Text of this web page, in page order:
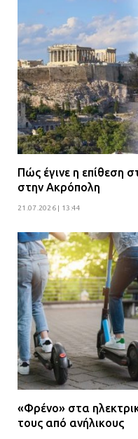
08.07.2026 |
Ο
τους
για
08.07.2026
ΔΗΜΟΣ
νέα
08.07.2026
Ομάδα
ρόπαλα
08.07.2026 |
Άνω
σε
τον
Πώς έγινε η επίθεση
στην Ακρόπολη
21.07.2026 | 13:44
«Φρένο» στα
τους από ανήλικους